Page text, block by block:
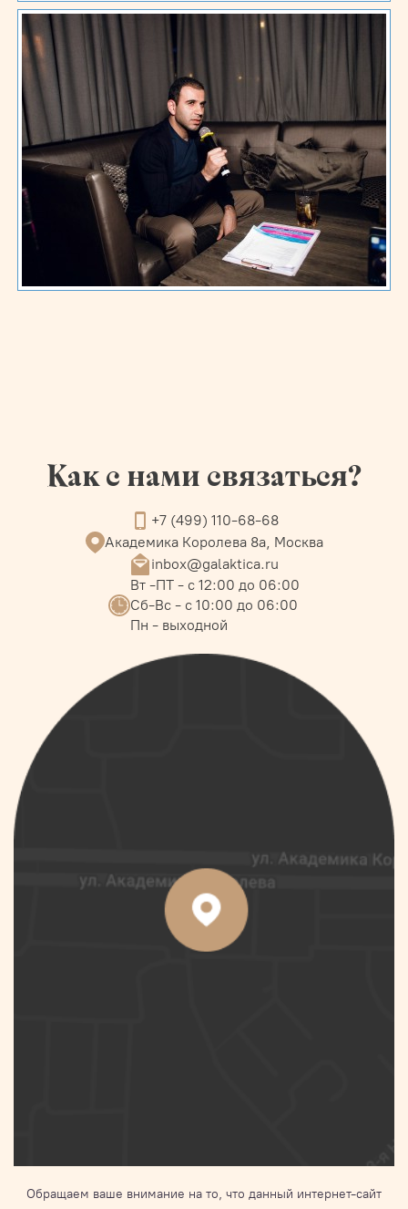
Как с нами связаться?
+7 (499) 110-68-68
Академика Королева 8а, Москва
inbox@galaktica.ru
Вт -ПТ - с 12:00 до 06:00
Сб-Вс - с 10:00 до 06:00
Пн - выходной
Обращаем ваше внимание на то, что данный интернет-сайт